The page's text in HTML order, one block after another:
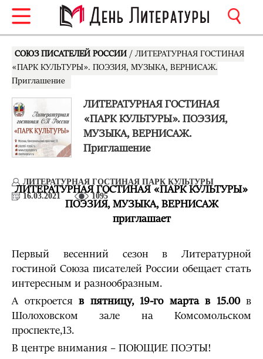
СОЮЗ ПИСАТЕЛЕЙ РОССИИ / ЛИТЕРАТУРНАЯ ГОСТИНАЯ
«ПАРК КУЛЬТУРЫ». ПОЭЗИЯ, МУЗЫКА, ВЕРНИСАЖ.
Приглашение
ЛИТЕРАТУРНАЯ ГОСТИНАЯ
«ПАРК КУЛЬТУРЫ». ПОЭЗИЯ,
МУЗЫКА, ВЕРНИСАЖ.
Приглашение
ЛИТЕРАТУРНАЯ ГОСТИНАЯ ПАРК КУЛЬТУРЫ
16.03.2021
1095
ЛИТЕРАТУРНАЯ ГОСТИНАЯ «ПАРК КУЛЬТУРЫ»
ПОЭЗИЯ, МУЗЫКА, ВЕРНИСАЖ
приглашает
Первый весенний сезон в Литературной
гостиной Союза писателей России обещает стать
интересным и разнообразным.
А откроется в пятницу, 19-го марта в 15.00 в
Шолоховском зале на Комсомольском
проспекте,13.
В центре внимания – ПОЮЩИЕ ПОЭТЫ!